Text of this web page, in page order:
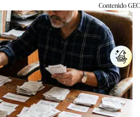
ContenidoGEC